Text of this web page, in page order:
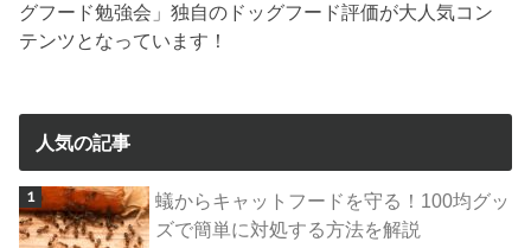
グフード勉強会」独自のドッグフード評価が大人気コン
テンツとなっています！
人気の記事
蟻からキャットフードを守る！100均グッ
ズで簡単に対処する方法を解説